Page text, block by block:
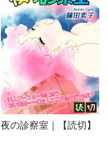
夜の診察室｜【読切】